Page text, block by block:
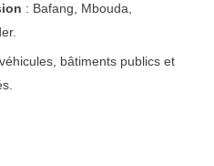
: Bafang, Mbouda,
bâtiments publics et